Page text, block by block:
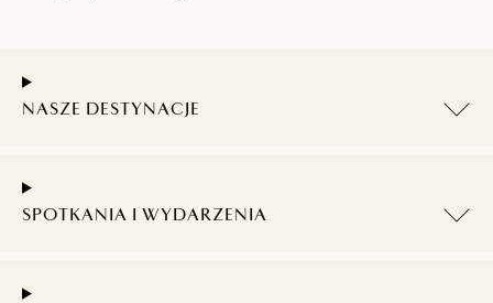
NASZE DESTYNACJE
SPOTKANIA I WYDARZENIA